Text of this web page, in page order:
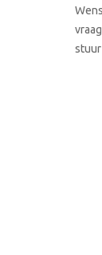
stuur